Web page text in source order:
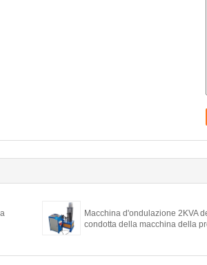
Macchina d'ondulazione 2KVA
condotta della macchina della